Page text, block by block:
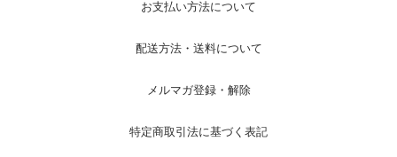
お支払い方法について
配送方法・送料について
メルマガ登録・解除
特定商取引法に基づく表記